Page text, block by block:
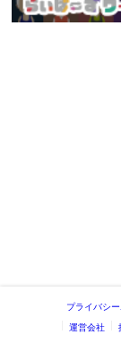
プライバシ
運営会社